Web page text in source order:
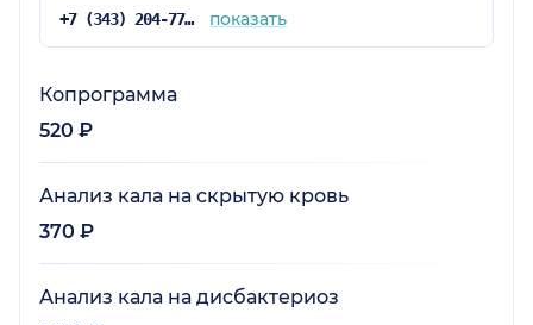
+7 (343) 204-77-00 показать
Копрограмма
520 ₽
Анализ кала на скрытую кровь
370 ₽
Анализ кала на дисбактериоз